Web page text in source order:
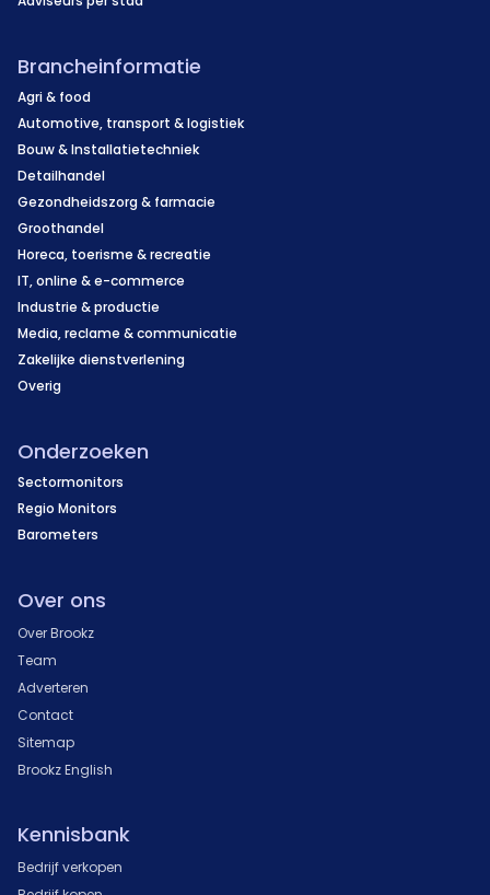
Brancheinformatie
Agri & food
Automotive, transport & logistiek
Bouw & Installatietechniek
Detailhandel
Gezondheidszorg & farmacie
Groothandel
Horeca, toerisme & recreatie
IT, online & e-commerce
Industrie & productie
Media, reclame & communicatie
Zakelijke dienstverlening
Overig
Onderzoeken
Sectormonitors
Regio Monitors
Barometers
Over ons
Over Brookz
Team
Adverteren
Contact
Sitemap
Brookz English
Kennisbank
Bedrijf verkopen